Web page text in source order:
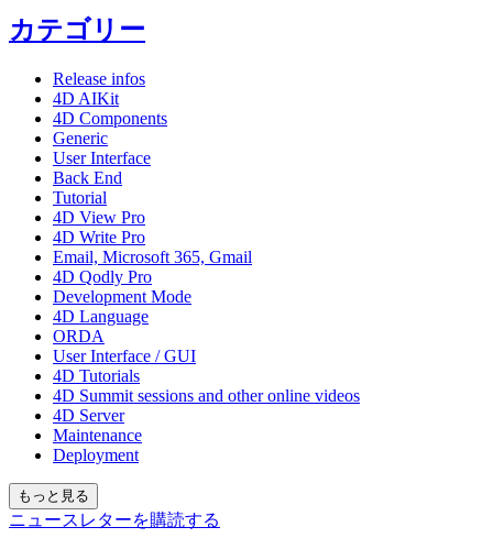
カテゴリー
Release infos
4D AIKit
4D Components
Generic
User Interface
Back End
Tutorial
4D View Pro
4D Write Pro
Email, Microsoft 365, Gmail
4D Qodly Pro
Development Mode
4D Language
ORDA
User Interface / GUI
4D Tutorials
4D Summit sessions and other online videos
4D Server
Maintenance
Deployment
もっと見る
ニュースレターを購読する